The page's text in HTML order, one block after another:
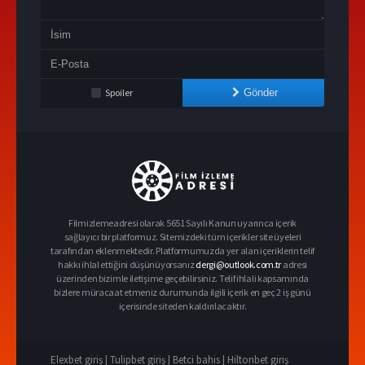
Spoiler Gönder
Filmizlemeadresi olarak 5651 Sayılı Kanun uyarınca içerik
sağlayıcı bir platformuz. Sitemizdeki tüm içerikler site üyeleri
tarafından eklenmektedir. Platformumuzda yer alan içeriklerin telif
hakkı ihlal ettiğini düşünüyorsanızdergi@outlook.com.tr adresi
üzerinden bizimle iletişime geçebilirsiniz. Telif ihlali kapsamında
bizlere müracaat etmeniz durumunda ilgili içerik en geç 2 iş günü
içerisinde siteden kaldırılacaktır.
Elexbet giriş | Tulipbet giriş | Betci bahis | Hiltonbet giriş